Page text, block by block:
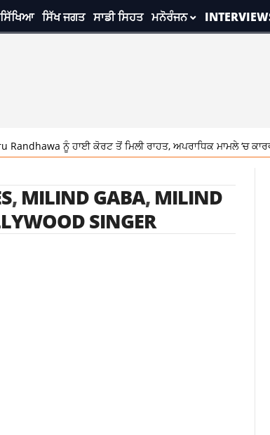
ਸਿੱਖਿਆ ਸਿੱਖ ਜਗਤ ਸਾਡੀ ਸਿਹਤ ਮਨੋਰੰਜਨ
ਨੂੰ ਹਾਈ ਕੋਰਟ ਤੋਂ ਮਿਲੀ ਰਾਹਤ, ਅਪਰਾਧਿਕ ਮਾਮਲੇ ‘ਚ
, MILIND GABA, MILIND
SINGER